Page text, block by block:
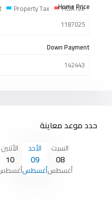
Property Tax HOA fee
Home Price
Down Payment
حدد موعد معاينة
السبت
08
أغسطس
الأحد
09
أغسطس
الأثنين
10